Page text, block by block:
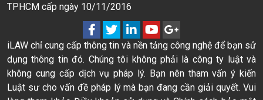
TPHCM cấp ngày 10/11/2016
iLAW chỉ cung cấp thông tin và nền tảng công nghệ để bạn sử
dụng thông tin đó. Chúng tôi không phải là công ty luật và
không cung cấp dịch vụ pháp lý. Bạn nên tham vấn ý kiến
Luật sư cho vấn đề pháp lý mà bạn đang cần giải quyết. Vui